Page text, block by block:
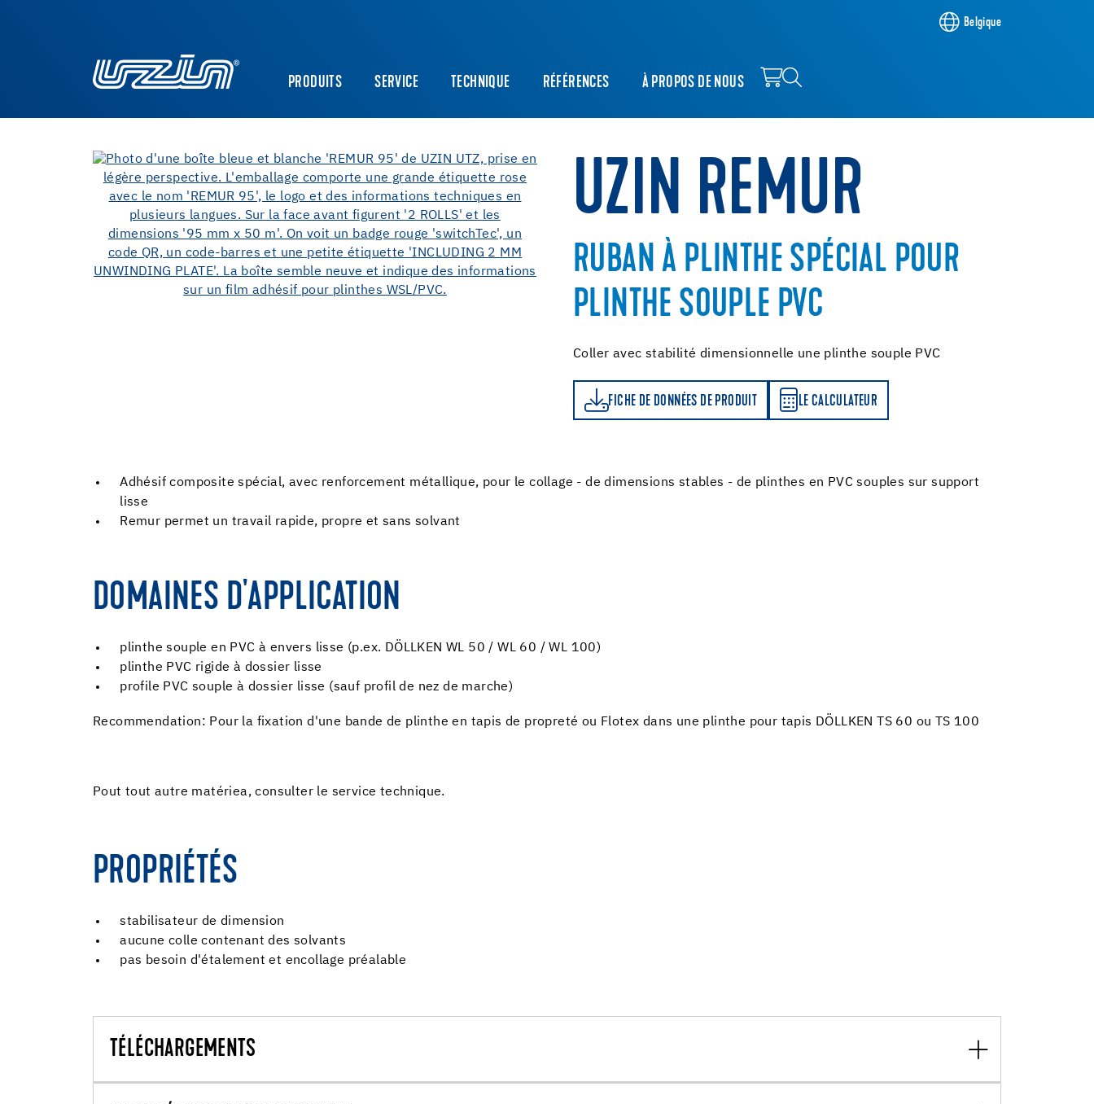
Belgique
PRODUITS SERVICE TECHNIQUE RÉFÉRENCES À PROPOS DE NOUS
UZIN REMUR
RUBAN À PLINTHE SPÉCIAL POUR
PLINTHE SOUPLE PVC
Coller avec stabilité dimensionnelle une plinthe souple PVC
FICHE DE DONNÉES DE PRODUIT LE CALCULATEUR
LE CALCULATEUR
Adhésif composite spécial, avec renforcement métallique, pour le collage - de dimensions stables - de plinthes en PVC souples sur support
lisse
Remur permet un travail rapide, propre et sans solvant
DOMAINES D'APPLICATION
plinthe souple en PVC à envers lisse (p.ex. DÖLLKEN WL 50 / WL 60 / WL 100)
plinthe PVC rigide à dossier lisse
profile PVC souple à dossier lisse (sauf profil de nez de marche)
Recommendation: Pour la fixation d'une bande de plinthe en tapis de propreté ou Flotex dans une plinthe pour tapis DÖLLKEN TS 60 ou TS 100
Pout tout autre matériea, consulter le service technique.
PROPRIÉTÉS
stabilisateur de dimension
aucune colle contenant des solvants
pas besoin d'étalement et encollage préalable
TÉLÉCHARGEMENTS